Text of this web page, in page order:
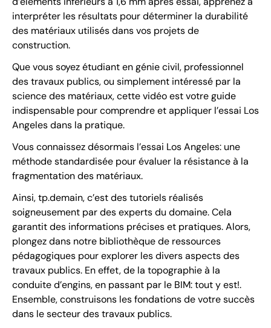
interpréter les résultats pour déterminer la durabilité
des matériaux utilisés dans vos projets de
construction.
Que vous soyez étudiant en génie civil, professionnel
des travaux publics, ou simplement intéressé par la
science des matériaux, cette vidéo est votre guide
indispensable pour comprendre et appliquer l’essai Los
Angeles dans la pratique.
Vous connaissez désormais l’essai Los Angeles: une
méthode standardisée pour évaluer la résistance à la
fragmentation des matériaux.
Ainsi, tp.demain, c’est des tutoriels réalisés
soigneusement par des experts du domaine. Cela
garantit des informations précises et pratiques. Alors,
plongez dans notre bibliothèque de ressources
pédagogiques pour explorer les divers aspects des
travaux publics. En effet, de la topographie à la
conduite d’engins, en passant par le BIM: tout y est!.
Ensemble, construisons les fondations de votre succès
dans le secteur des travaux publics.